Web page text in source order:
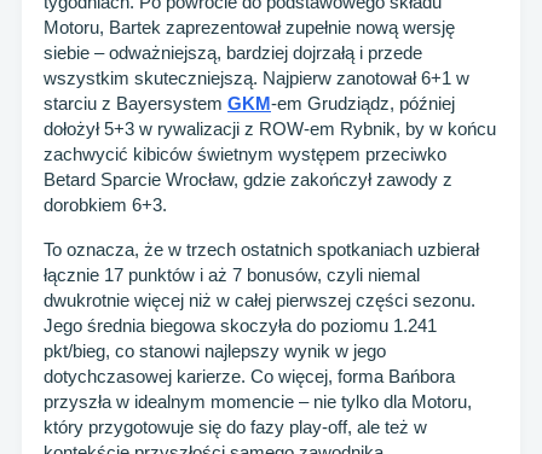
Motoru, Bartek zaprezentował zupełnie nową wersję
siebie – odważniejszą, bardziej dojrzałą i przede
wszystkim skuteczniejszą. Najpierw zanotował 6+1 w
starciu z Bayersystem GKM-em Grudziądz, później
dołożył 5+3 w rywalizacji z ROW-em Rybnik, by w końcu
zachwycić kibiców świetnym występem przeciwko
Betard Sparcie Wrocław, gdzie zakończył zawody z
dorobkiem 6+3.
To oznacza, że w trzech ostatnich spotkaniach uzbierał
łącznie 17 punktów i aż 7 bonusów, czyli niemal
dwukrotnie więcej niż w całej pierwszej części sezonu.
Jego średnia biegowa skoczyła do poziomu 1.241
pkt/bieg, co stanowi najlepszy wynik w jego
dotychczasowej karierze. Co więcej, forma Bańbora
przyszła w idealnym momencie – nie tylko dla Motoru,
który przygotowuje się do fazy play-off, ale też w